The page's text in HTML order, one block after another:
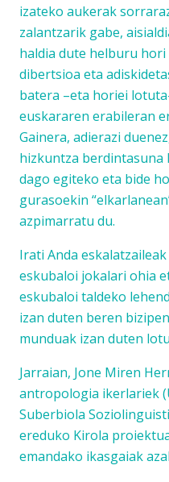
izateko aukerak
zalantzarik gabe,
haldia dute helburu
dibertsioa eta
batera –eta horiei
euskararen erabileran
Gainera, adierazi
hizkuntza berdintasuna
dago egiteko eta bide
gurasoekin
azpimarratu du.
Irati Anda
eskubaloi jokalari ohia
eskubaloi taldeko
izan duten beren
munduak izan duten
Jarraian, Jone Miren
antropologia ikerlariek
Suberbiola
ereduko Kirola
emandako ikasgaiak